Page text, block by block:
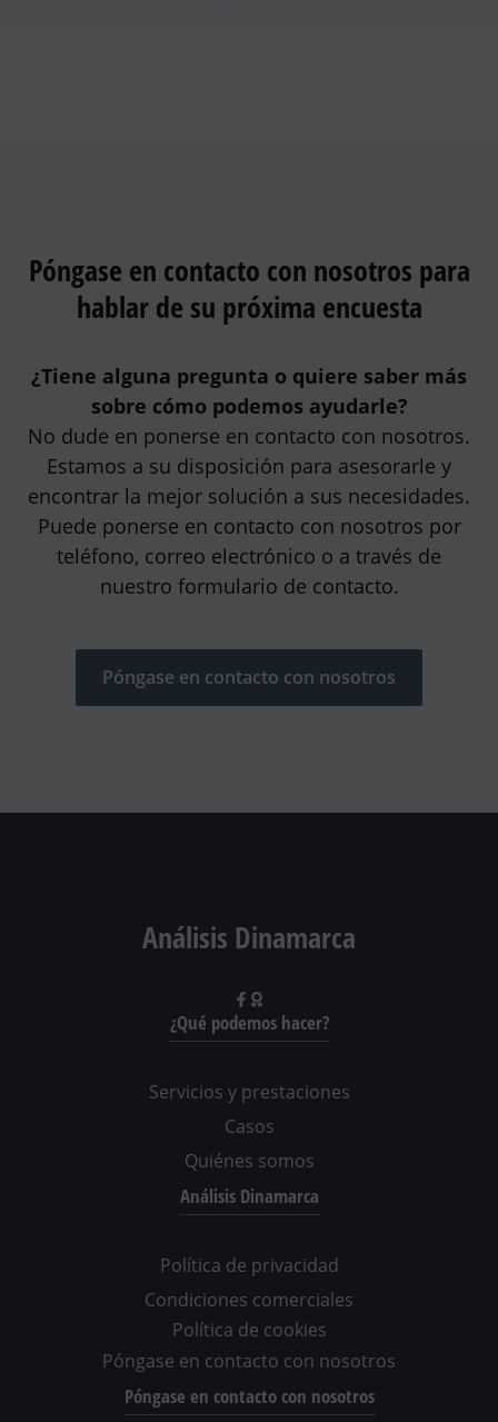
Póngase en contacto con nosotros para
hablar de su próxima encuesta
¿Tiene alguna pregunta o quiere saber más
sobre cómo podemos ayudarle?
No dude en ponerse en contacto con nosotros.
Estamos a su disposición para asesorarle y
encontrar la mejor solución a sus necesidades.
Puede ponerse en contacto con nosotros por
teléfono, correo electrónico o a través de
nuestro formulario de contacto.
Póngase en contacto con nosotros
Análisis Dinamarca
¿Qué podemos hacer?
Servicios y prestaciones
Casos
Quiénes somos
Análisis Dinamarca
Política de privacidad
Condiciones comerciales
Política de cookies
Póngase en contacto con nosotros
Póngase en contacto con nosotros